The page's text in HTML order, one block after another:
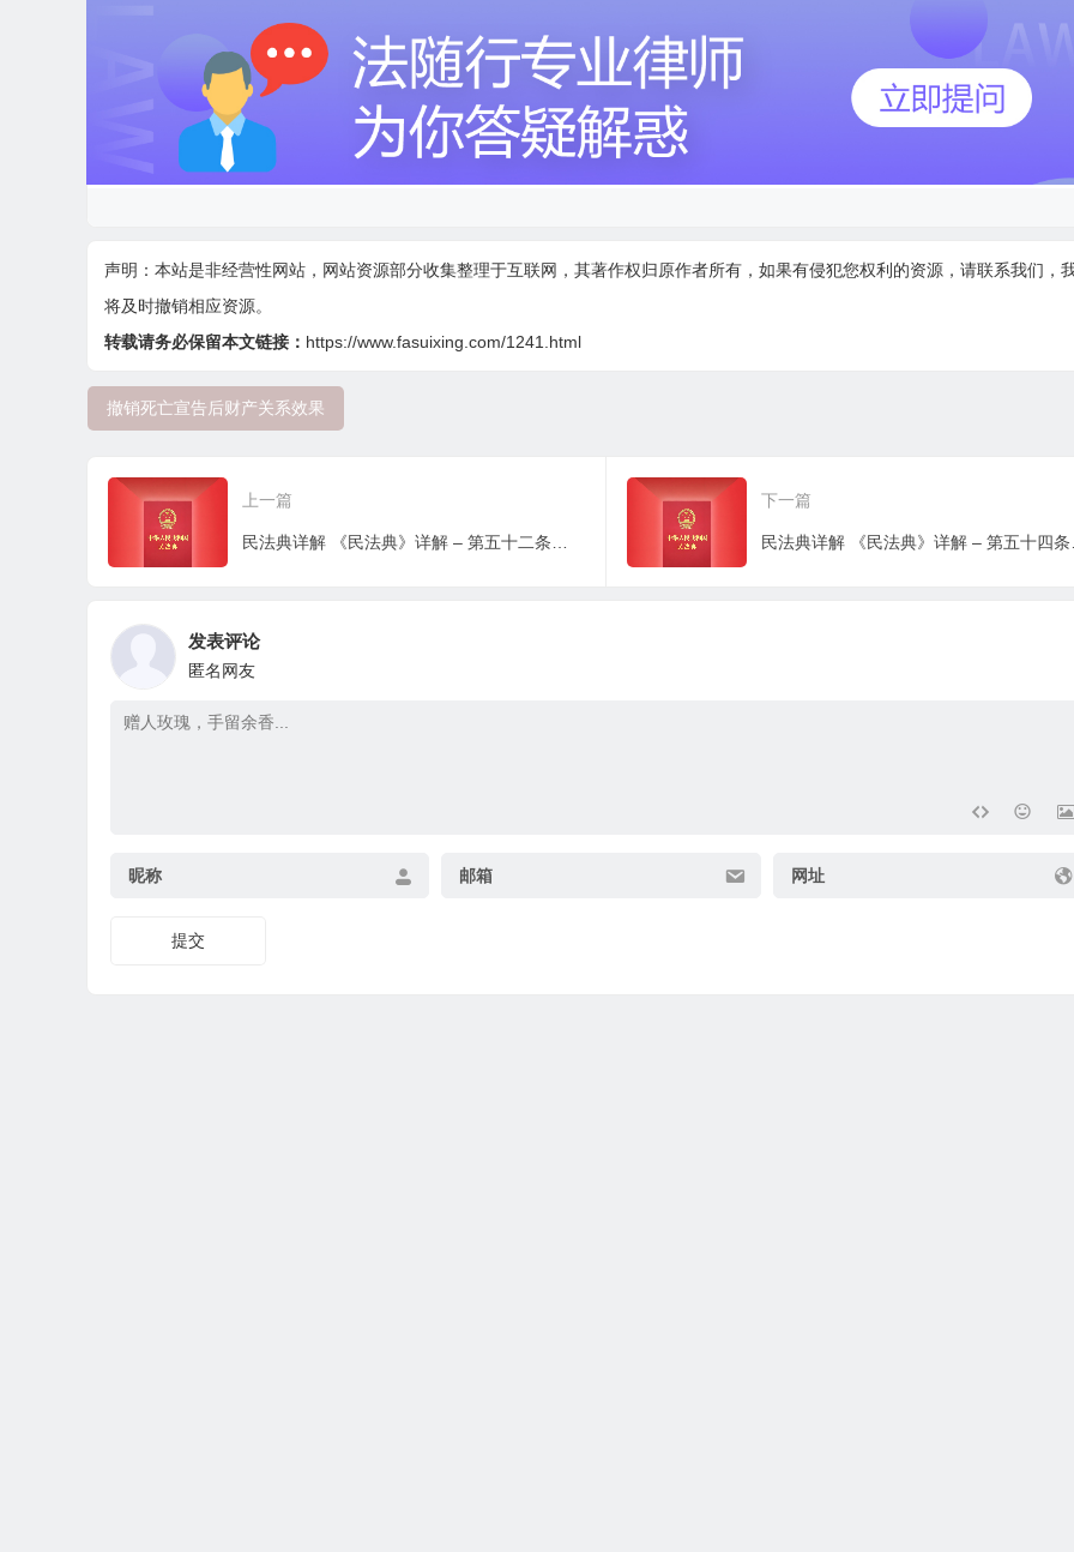
声明：本站是非经营性网站，网站资源部分收集整理于互联网，其著作权归原作者所有，如果有侵犯您权利的资源，请联系我们，
将及时撤销相应资源。
转载请务必保留本文链接： https://www.fasuixing.com/1241.html
撤销死亡宣告后财产关系效果
上一篇
民法典详解 《民法典》详解 – 第五十二条：宣告死亡被撤销后亲子关系效果
下一篇
民法
发表评论
匿名网友
昵称 邮箱 网址
提交